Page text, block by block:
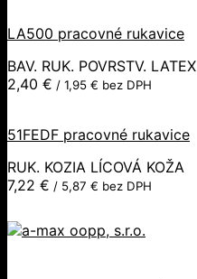
LA500 pracovné rukavice
BAV. RUK. POVRSTV. LATEX
2,40 € / 1,95 € bez DPH
51FEDF pracovné rukavice
RUK. KOZIA LÍCOVÁ KOŽA
7,22 € / 5,87 € bez DPH